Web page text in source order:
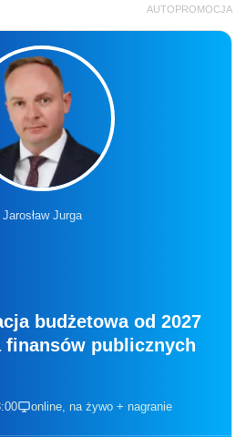
AUTOPROMOCJA
Jarosław Jurga
budżetowa od 2027
finansów publicznych
online, na żywo + nagranie